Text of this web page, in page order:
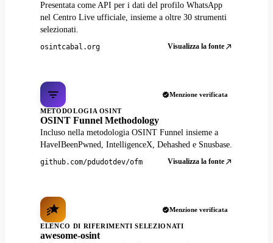
Presentata come API per i dati del profilo WhatsApp
nel Centro Live ufficiale, insieme a oltre 30 strumenti
selezionati.
osintcabal.org Visualizza la fonte
Menzione verificata
METODOLOGIA OSINT
OSINT Funnel Methodology
Incluso nella metodologia OSINT Funnel insieme a
HaveIBeenPwned, IntelligenceX, Dehashed e Snusbase.
github.com/pdudotdev/ofm Visualizza la fonte
Menzione verificata
ELENCO DI RIFERIMENTI SELEZIONATI
awesome-osint